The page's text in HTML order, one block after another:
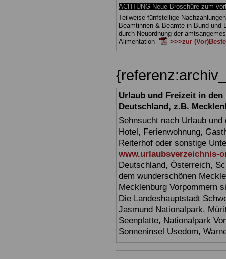
ACHTUNG Neue Broschüre zum
Teilweise fünfstellige
Beamtinnen & Beamte in Bund und
durch Neuordnung der
Alimentation
>>>zur
Urlaub und Freizeit in
Deutschland, z.B.
Sehnsucht nach Urlaub
Hotel, Ferienwohnung,
Reiterhof oder sonstige
www.urlaubsverzeichnis-
Deutschland, Österreich,
dem wunderschönen
Mecklenburg Vorpommern
Die Landeshauptstadt
Jasmund Nationalpark,
Seenplatte, Nationalpark
Sonneninsel Usedom,